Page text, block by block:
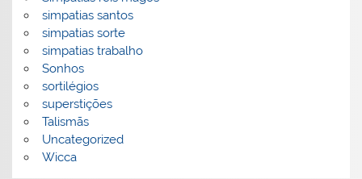
simpatias santos
simpatias sorte
simpatias trabalho
Sonhos
sortilégios
superstições
Talismãs
Uncategorized
Wicca